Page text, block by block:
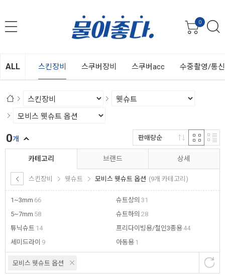
0
ALL 스킨장비 스쿠버장비 스쿠버acc 수중촬영/통
카테고리
스킨장비 웻슈트 모비스 웻슈트 옵션 (9개 카테고리)
1~3mm 66
5~7mm 58
튜닉슈트 14
세미드라이 9
슈트상의 31
슈트하의 28
프리다이빙용/철인3종용 44
아동용 1
브랜드 상세
모비스 웻슈트 옵션
0개 판매량순